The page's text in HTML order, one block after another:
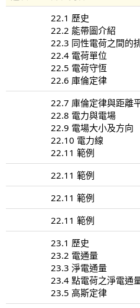
22.1 歷史
22.2 能帶圖介紹
22.3 同性電荷之間的
22.4 電荷單位
22.5 電荷守恆
22.6 庫倫定律
22.7 庫倫定律與距離
22.8 電力與電場
22.9 電場大小及方向
22.10 電力線
22.11 範例
22.11 範例
22.11 範例
22.11 範例
23.1 歷史
23.2 電通量
23.3 淨電通量
23.4 點電荷之淨電通
23.5 高斯定律